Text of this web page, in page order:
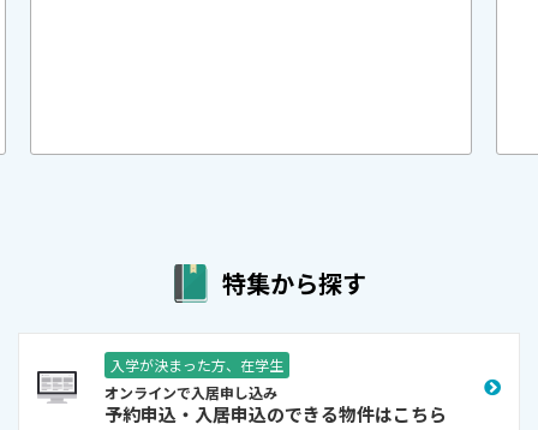
特集から探す
入学が決まった方、在学生
オンラインで入居申し込み
予約申込・入居申込のできる物件はこちら